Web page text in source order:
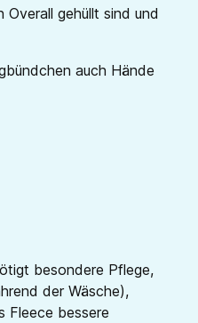
gehüllt sind und
auch Hände
besondere Pflege,
der Wäsche),
Fleece bessere